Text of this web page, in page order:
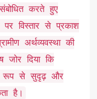
करते हुए
विस्तार से प्रकाश
अर्थव्यवस्था की
दिया कि
रूप से सुदृढ़ और
है।